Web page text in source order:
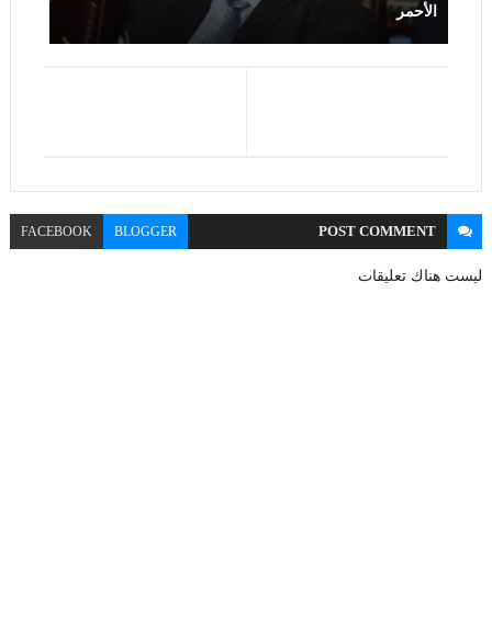
الأحمر
POSTCOMMENT
BLOGGER
FACEBOOK
ليست هناك تعليقات